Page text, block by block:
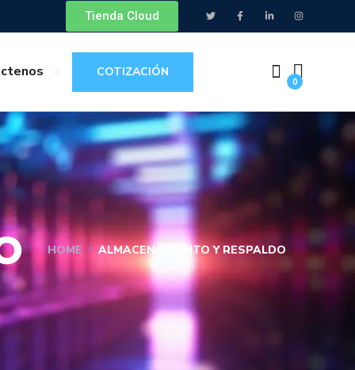
Tienda Cloud
COTIZACIÓN
0
HOME ALMACENAMIENTO Y RESPALDO